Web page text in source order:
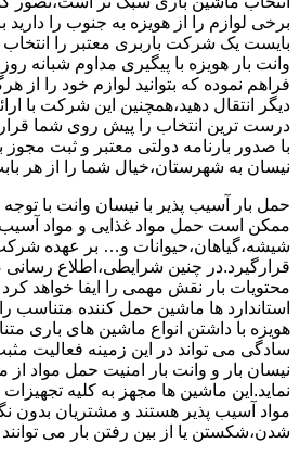
برخی لوازم را از هویزه به جنوب را دارید
بایست یک شرکت باربری معتبر را انتخاب
وانت بار هویزه با پیگیری مداوم شبانه
فراهم نموده که بتوانید لوازم خود را از
دیگر انتقال دهید،همچنین این شرکت با
درست ترین انتخاب را پیش روی شما
با صدور بارنامه دولتی معتبر و ثبت
نیسان به شهرستان،خیال شما را از هر
حمل بار آسیب پذیر با نیسان وانت با
ممکن است حمل مواد غذایی و مواد
شیشه،گیاهان،حیوانات و… بر عهده
قرارگیرد.در چنین شرایطی،اطلاع
محتویات بار نقش مهمی را ایفا خواهد
استاندارد ها ماشین حمل کننده متناسب
هویزه با داشتن انواع ماشین های باری
سادگی می تواند در این زمینه فعالیت
نیسان بار و وانت بار امنیت حمل مواد از
نماید.این ماشین ها مجهز به کلیه تجهیزات
مواد آسیب پذیر هستند و مشتریان بدون
شدن،شکستن یا از بین رفتن بار می توانند